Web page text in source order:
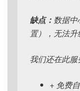
缺点： 数据
置），无法升
我们还在此服
+ 免费